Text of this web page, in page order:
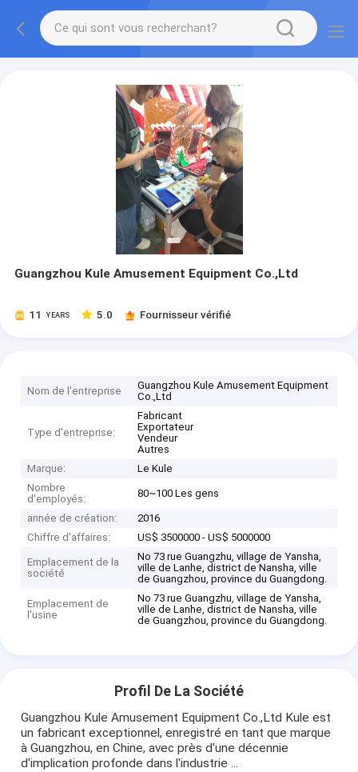
Guangzhou Kule Amusement Equipment Co.,Ltd
11 YEARS 5.0 Fournisseur vérifié
Nom de l'entreprise
Guangzhou Kule Amusement Equipment
Co.,Ltd
Type d'entreprise:
Fabricant
Exportateur
Vendeur
Autres
Marque:
Le Kule
Nombre
d'employés:
80~100 Les gens
année de création:
2016
Chiffre d'affaires:
US$ 3500000 - US$ 5000000
Emplacement de la
société
No 73 rue Guangzhu, village de Yansha,
ville de Lanhe, district de Nansha, ville
de Guangzhou, province du Guangdong.
Emplacement de
l'usine
No 73 rue Guangzhu, village de Yansha,
ville de Lanhe, district de Nansha, ville
de Guangzhou, province du Guangdong.
Profil De La Société
Guangzhou Kule Amusement Equipment Co.,Ltd Kule est
un fabricant exceptionnel, enregistré en tant que marque
à Guangzhou, en Chine, avec près d'une décennie
d'implication profonde dans l'industrie ...